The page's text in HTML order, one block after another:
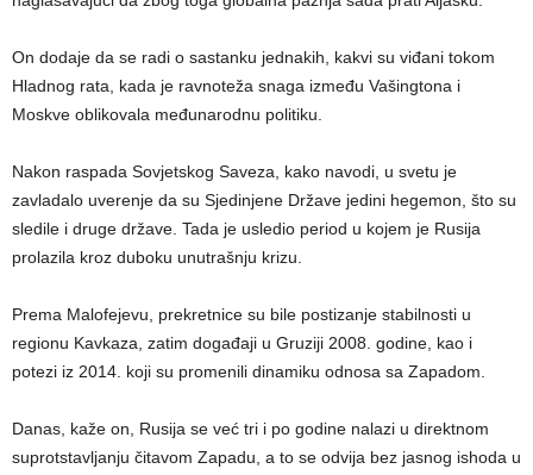
On dodaje da se radi o sastanku jednakih, kakvi su viđani tokom
Hladnog rata, kada je ravnoteža snaga između Vašingtona i
Moskve oblikovala međunarodnu politiku.
Nakon raspada Sovjetskog Saveza, kako navodi, u svetu je
zavladalo uverenje da su Sjedinjene Države jedini hegemon, što su
sledile i druge države. Tada je usledio period u kojem je Rusija
prolazila kroz duboku unutrašnju krizu.
Prema Malofejevu, prekretnice su bile postizanje stabilnosti u
regionu Kavkaza, zatim događaji u Gruziji 2008. godine, kao i
potezi iz 2014. koji su promenili dinamiku odnosa sa Zapadom.
Danas, kaže on, Rusija se već tri i po godine nalazi u direktnom
suprotstavljanju čitavom Zapadu, a to se odvija bez jasnog ishoda u